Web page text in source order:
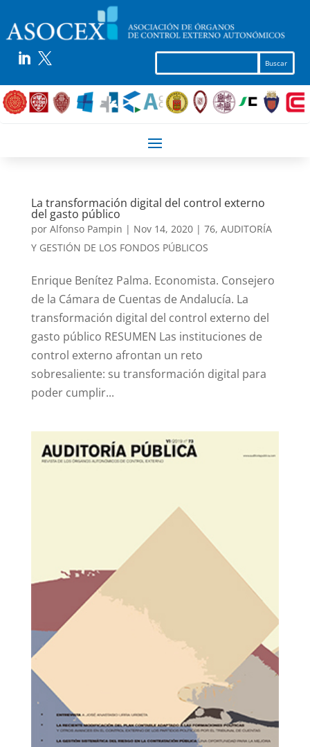
 
La transformación digital del control externo
del gasto público
por Alfonso Pampin | Nov 14, 2020| 76, AUDITORÍA
Y GESTIÓN DE LOS FONDOS PÚBLICOS
Enrique Benítez Palma. Economista. Consejero
de la Cámara de Cuentas de Andalucía. La
transformación digital del control externo del
gasto público RESUMEN Las instituciones de
control externo afrontan un reto
sobresaliente: su transformación digital para
poder cumplir...